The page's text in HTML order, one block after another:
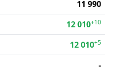
11 990
12 010+10
12 010+5
-